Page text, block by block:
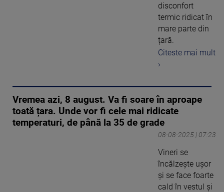
disconfort
termic ridicat în
mare parte din
țară.
Citeste mai mult
›
Vremea azi, 8 august. Va fi soare în aproape
toată țara. Unde vor fi cele mai ridicate
temperaturi, de până la 35 de grade
08-08-2025 | 07:23
Vineri se
încălzește ușor
și se face foarte
cald în vestul și